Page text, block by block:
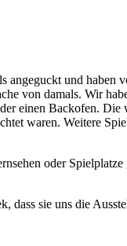
und haben
von damals. Wir
einen Backofen. Die
waren. Weitere
oder Spielplatze
dass sie uns die